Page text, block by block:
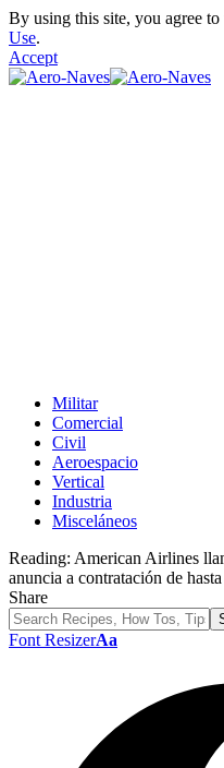
By using this site, you agree to
Use.
Accept
Militar
Comercial
Civil
Aeroespacio
Vertical
Industria
Misceláneos
Reading: American Airlines
anuncia a contratación de
Share
Font ResizerAa